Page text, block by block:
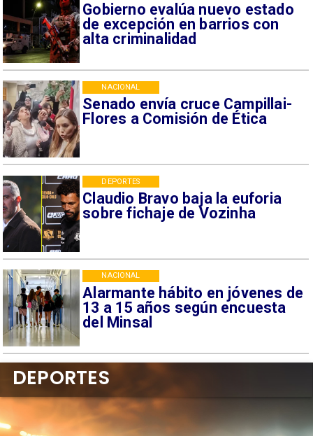
Gobierno evalúa nuevo estado
de excepción en barrios con
alta criminalidad
Senado envía cruce Campillai-
Flores a Comisión de Ética
NACIONAL
Claudio Bravo baja la euforia
sobre fichaje de Vozinha
DEPORTES
Alarmante hábito en jóvenes de
13 a 15 años según encuesta
del Minsal
NACIONAL
DEPORTES